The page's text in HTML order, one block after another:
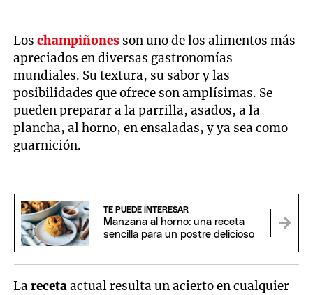
Los champiñones son uno de los alimentos más
apreciados en diversas gastronomías
mundiales. Su textura, su sabor y las
posibilidades que ofrece son amplísimas. Se
pueden preparar a la parrilla, asados, a la
plancha, al horno, en ensaladas, y ya sea como
guarnición.
TE PUEDE INTERESAR
Manzana al horno: una receta
sencilla para un postre delicioso
Larecetaactual resulta un acierto en cualquier